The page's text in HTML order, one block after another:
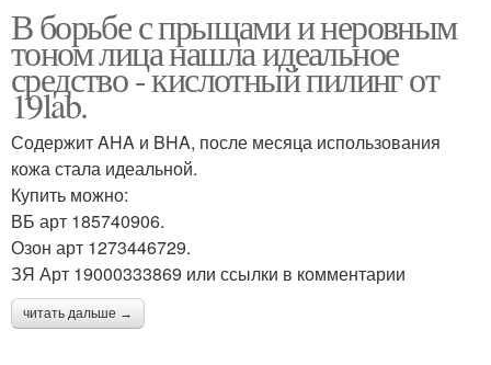
В борьбе с прыщами и неровным
тоном лица нашла идеальное
средство - кислотный пилинг от
19lab.
Содержит AHA и BHA, после месяца использования
кожа стала идеальной.
Купить можно:
ВБ арт 185740906.
Озон арт 1273446729.
ЗЯ Арт 19000333869 или ссылки в комментарии
читать дальше →